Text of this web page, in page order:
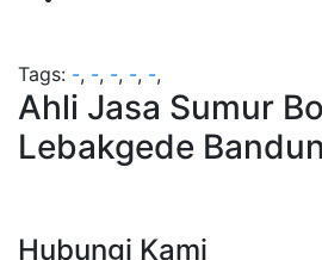
Tags: -, -, -, -, -,
Ahli Jasa Sumur
Lebakgede
Hubungi Kami